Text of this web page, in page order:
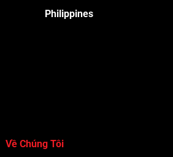
Philippines
Về Chúng Tôi